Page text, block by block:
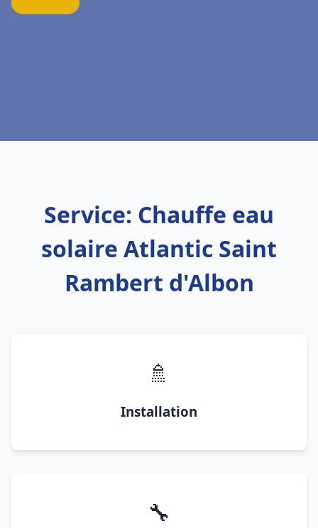
Service: Chauffe eau
solaire Atlantic Saint
Rambert d'Albon
🚿
Installation
🔧